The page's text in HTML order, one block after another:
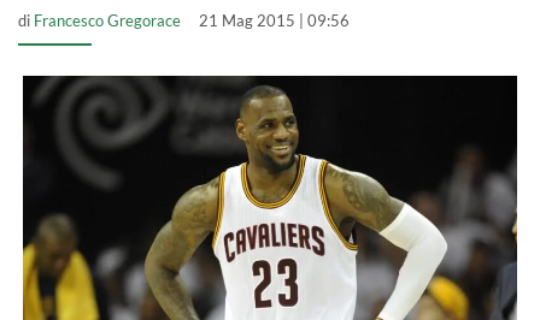
di Francesco Gregorace 21 Mag 2015 | 09:56